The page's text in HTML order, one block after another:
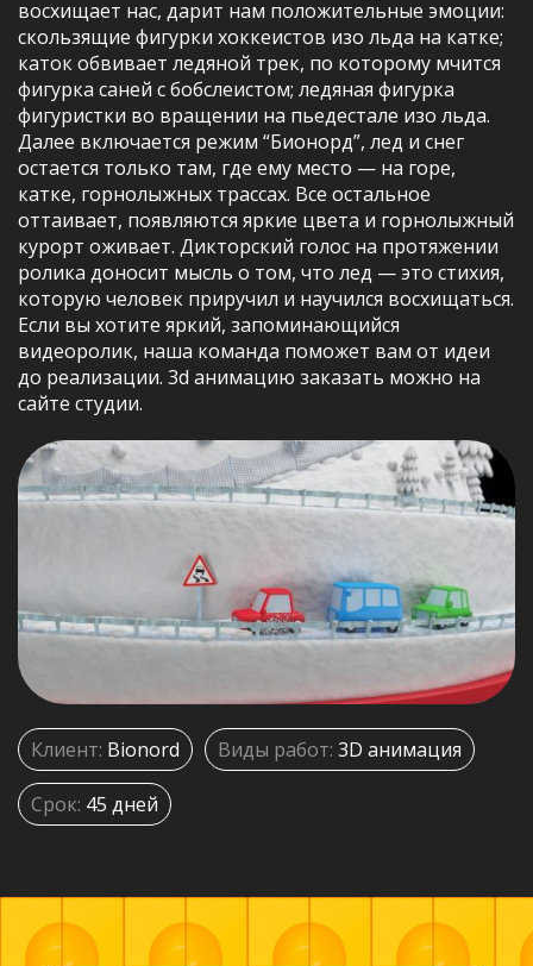
восхищает нас, дарит нам положительные эмоции:
скользящие фигурки хоккеистов изо льда на катке;
каток обвивает ледяной трек, по которому мчится
фигурка саней с бобслеистом; ледяная фигурка
фигуристки во вращении на пьедестале изо льда.
Далее включается режим “Бионорд”, лед и снег
остается только там, где ему место — на горе,
катке, горнолыжных трассах. Все остальное
оттаивает, появляются яркие цвета и горнолыжный
курорт оживает. Дикторский голос на протяжении
ролика доносит мысль о том, что лед — это стихия,
которую человек приручил и научился восхищаться.
Если вы хотите яркий, запоминающийся
видеоролик, наша команда поможет вам от идеи
до реализации. 3d анимацию заказать можно на
сайте студии.
Клиент: Bionord Виды работ: 3D анимация
Срок: 45 дней